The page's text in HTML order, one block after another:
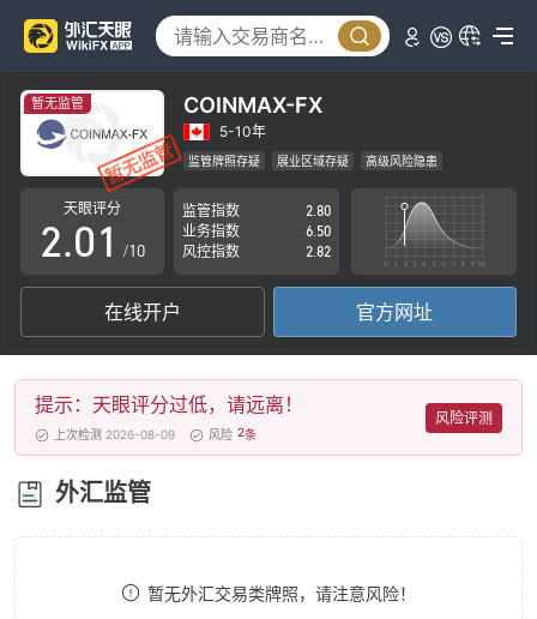
暂无监管 COINMAX-FX
5-10年
监管牌照存疑 展业区域存疑 高级风险隐患
天眼评分
0
1
2
3
4
5
6
7
8
.0
1
2
3
4
5
6
0
1
2
3
4
5
6
7
/10
监管指数
2.80
业务指数
6.50
风控指数
2.82
在线开户 官方网址
提示：天眼评分过低，请远离！
上次检测 2026-08-09 风险 2条
风险评测
外汇监管
暂无外汇交易类牌照，请注意风险！